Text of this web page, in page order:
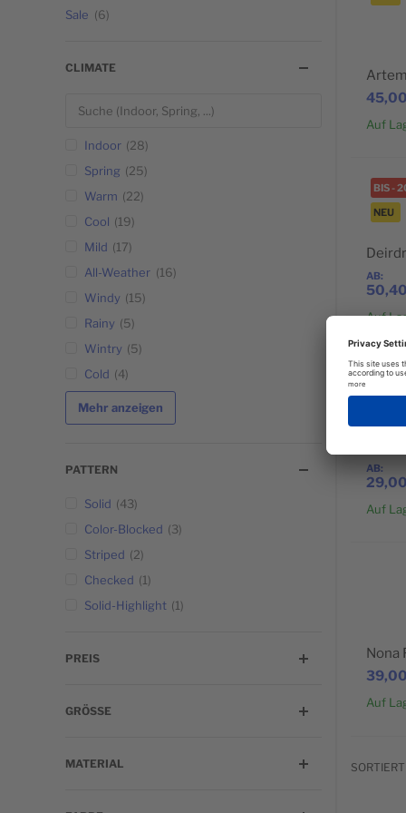
Auf
BIS-
NEU
AB
Auf
BIS
AB
Auf
Nona
Auf
Sale
6
CLIMATE
Indoor
28
Spring
25
Warm
22
Cool
19
Mild
17
All-Weather
16
Windy
15
Rainy
5
Wintry
5
Cold
4
Mehr anzeigen
PATTERN
Solid
43
Color-Blocked
3
Striped
2
Checked
1
Solid-Highlight
1
PREIS
GRÖSSE
MATERIAL